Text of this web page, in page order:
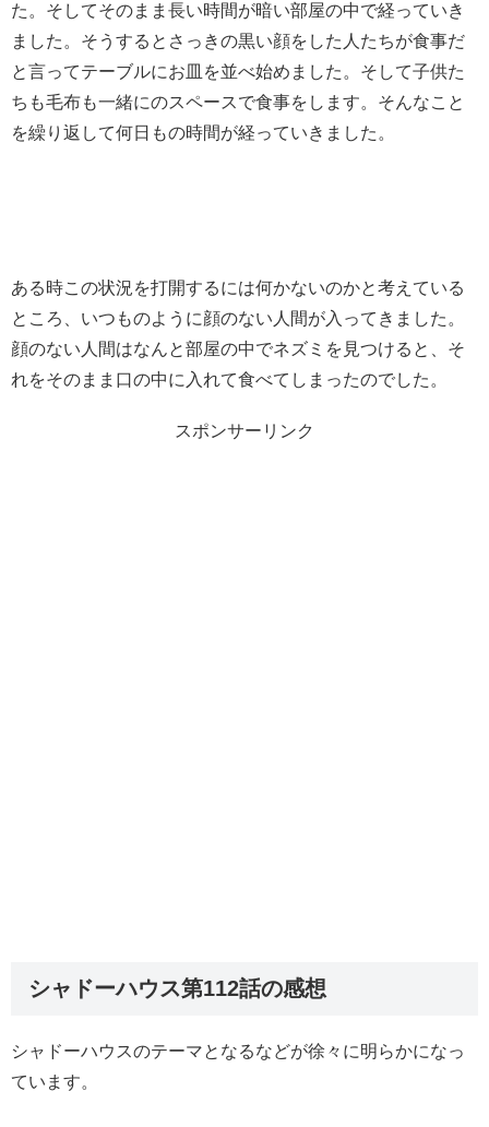
た。そしてそのまま長い時間が暗い部屋の中で経っていき
ました。そうするとさっきの黒い顔をした人たちが食事だ
と言ってテーブルにお皿を並べ始めました。そして子供た
ちも毛布も一緒にのスペースで食事をします。そんなこと
を繰り返して何日もの時間が経っていきました。
ある時この状況を打開するには何かないのかと考えている
ところ、いつものように顔のない人間が入ってきました。
顔のない人間はなんと部屋の中でネズミを見つけると、そ
れをそのまま口の中に入れて食べてしまったのでした。
スポンサーリンク
シャドーハウス第112話の感想
シャドーハウスのテーマとなるなどが徐々に明らかになっ
ています。